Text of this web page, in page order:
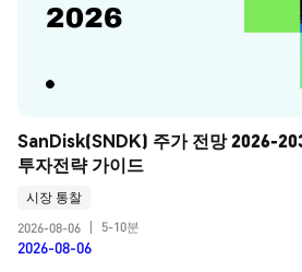
SanDisk(SNDK) 주가 전망 2026-
투자전략 가이드
시장 통찰
2026-08-06
5-10분
2026-08-06